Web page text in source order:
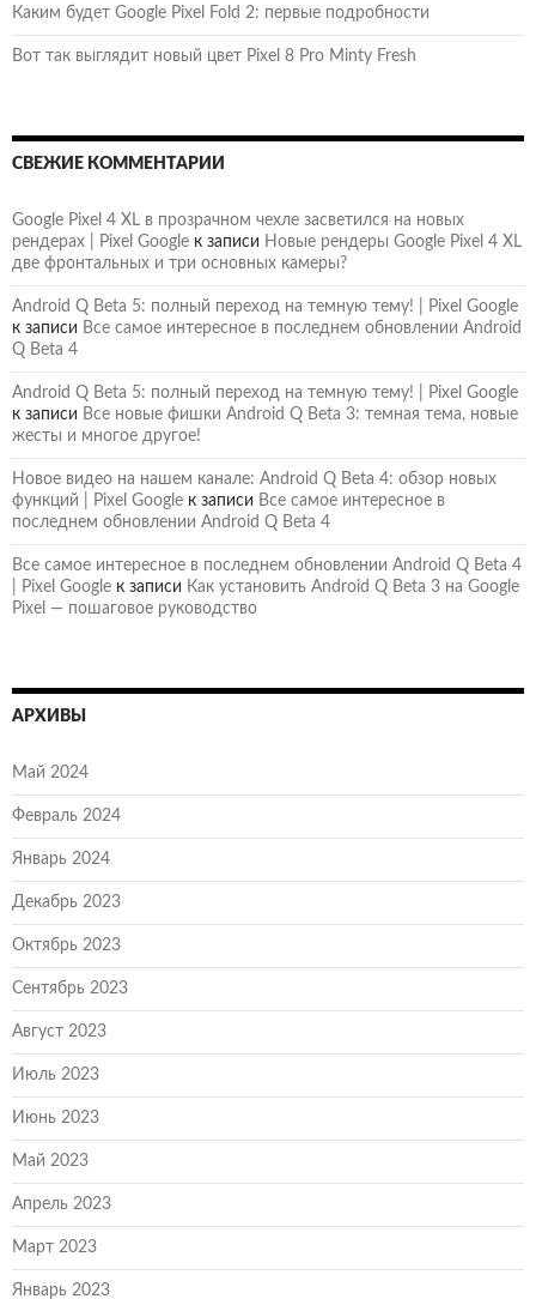
Каким будет Google Pixel Fold 2: первые подробности
Вот так выглядит новый цвет Pixel 8 Pro Minty Fresh
СВЕЖИЕ КОММЕНТАРИИ
Google Pixel 4 XL в прозрачном чехле засветился на новых
рендерах | Pixel Google к записи Новые рендеры Google Pixel 4 XL
две фронтальных и три основных камеры?
Android Q Beta 5: полный переход на темную тему! | Pixel Google
к записи Все самое интересное в последнем обновлении Android
Q Beta 4
Android Q Beta 5: полный переход на темную тему! | Pixel Google
к записи Все новые фишки Android Q Beta 3: темная тема, новые
жесты и многое другое!
Новое видео на нашем канале: Android Q Beta 4: обзор новых
функций | Pixel Google к записи Все самое интересное в
последнем обновлении Android Q Beta 4
Все самое интересное в последнем обновлении Android Q Beta 4
| Pixel Google к записи Как установить Android Q Beta 3 на Google
Pixel — пошаговое руководство
АРХИВЫ
Май 2024
Февраль 2024
Январь 2024
Декабрь 2023
Октябрь 2023
Сентябрь 2023
Август 2023
Июль 2023
Июнь 2023
Май 2023
Апрель 2023
Март 2023
Январь 2023